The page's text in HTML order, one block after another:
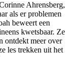
Ahrensberg,
als er problemen
beweert een
kwetsbaar. Ze
ontdekt meer over
les trekken uit het